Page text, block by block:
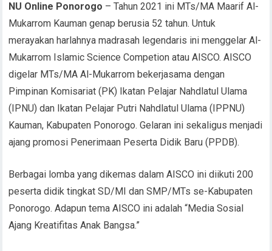
NU Online Ponorogo – Tahun 2021 ini MTs/MA Maarif Al-
Mukarrom Kauman genap berusia 52 tahun. Untuk
merayakan harlahnya madrasah legendaris ini menggelar Al-
Mukarrom Islamic Science Competion atau AISCO. AISCO
digelar MTs/MA Al-Mukarrom bekerjasama dengan
Pimpinan Komisariat (PK) Ikatan Pelajar Nahdlatul Ulama
(IPNU) dan Ikatan Pelajar Putri Nahdlatul Ulama (IPPNU)
Kauman, Kabupaten Ponorogo. Gelaran ini sekaligus menjadi
ajang promosi Penerimaan Peserta Didik Baru (PPDB).
Berbagai lomba yang dikemas dalam AISCO ini diikuti 200
peserta didik tingkat SD/MI dan SMP/MTs se-Kabupaten
Ponorogo. Adapun tema AISCO ini adalah “Media Sosial
Ajang Kreatifitas Anak Bangsa.”